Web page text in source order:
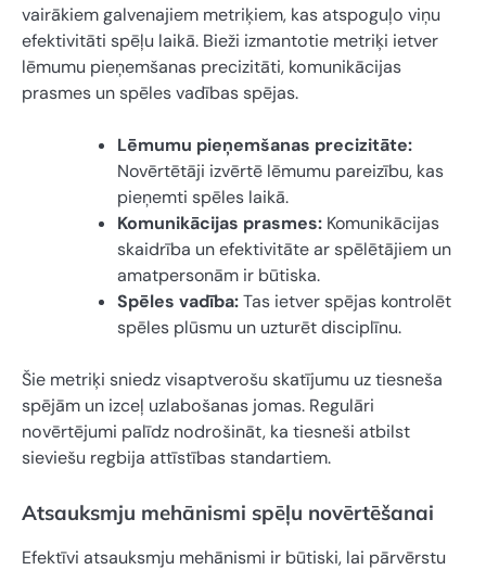
vairākiem galvenajiem metriķiem, kas atspoguļo viņu
efektivitāti spēļu laikā. Bieži izmantotie metriķi ietver
lēmumu pieņemšanas precizitāti, komunikācijas
prasmes un spēles vadības spējas.
Lēmumu pieņemšanas precizitāte:
Novērtētāji izvērtē lēmumu pareizību, kas
pieņemti spēles laikā.
Komunikācijas prasmes: Komunikācijas
skaidrība un efektivitāte ar spēlētājiem un
amatpersonām ir būtiska.
Spēles vadība:Tas ietver spējas kontrolēt
spēles plūsmu un uzturēt disciplīnu.
Šie metriķi sniedz visaptverošu skatījumu uz tiesneša
spējām un izceļ uzlabošanas jomas. Regulāri
novērtējumi palīdz nodrošināt, ka tiesneši atbilst
sieviešu regbija attīstības standartiem.
Atsauksmju mehānismi spēļu novērtēšanai
Efektīvi atsauksmju mehānismi ir būtiski, lai pārvērstu